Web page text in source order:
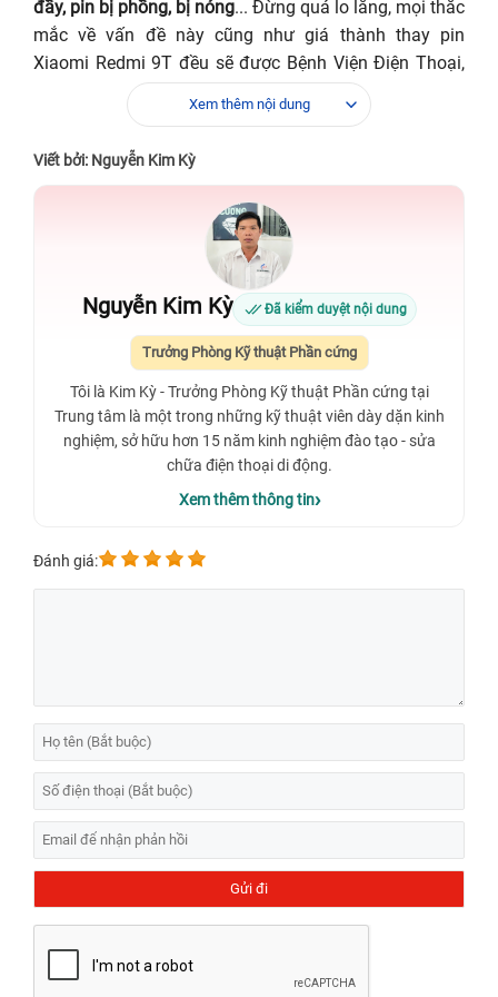
đầy, pin bị phồng, bị nóng... Đừng quá lo lắng, mọi thắc
mắc về vấn đề này cũng như giá thành thay pin
Xiaomi Redmi 9T đều sẽ được Bệnh Viện Điện Thoại,
Laptop 24h giải đáp trong bài viết dưới đây.
Thay pin Xiaomi Redmi 9T hàng ZIN chính hãng
uy tín GIÁ RẺ
Redmi 9T là dòng điện thoại có hiệu năng đỉnh cao,
thời lượng pin lâu dài cực kỳ phù hợp với các game
thủ. Tuy nhiên, sau thời gian sử dụng, pin Redmi 9T
động tốt như ban đầu. Bệnh Viện Điện Thoại, Laptop
24h cung cấp dịch vụ thay pin Xiaomi Redmi 9T, giúp
Xem thêm nội dung
Viết bởi: Nguyễn Kim Kỳ
Nguyễn Kim Kỳ Đã kiểm duyệt nội dung
Trưởng Phòng Kỹ thuật Phần cứng
Tôi là Kim Kỳ - Trưởng Phòng Kỹ thuật Phần cứng tại
Trung tâm là một trong những kỹ thuật viên dày dặn kinh
nghiệm, sở hữu hơn 15 năm kinh nghiệm đào tạo - sửa
chữa điện thoại di động.
Xem thêm thông tin
Đánh giá: